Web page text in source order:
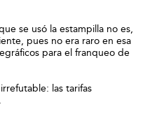
se usó la estampilla no es,
pues no era raro en esa
para el franqueo de
las tarifas